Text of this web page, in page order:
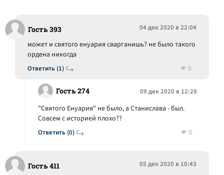
Гость 393 04 дек 2020 в 22:04
Ответить (1)
может и святого енуария сварганишь? не было такого
ордена никогда
0
Гость 274 09 дек 2020 в 12:28
Ответить (0)
"Святого Енуария" не было, а Станислава - был.
Совсем с историей плохо??
0
Гость 411 05 дек 2020 в 10:43